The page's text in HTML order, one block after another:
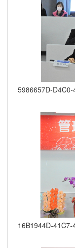
5986657D-
16B1944D-